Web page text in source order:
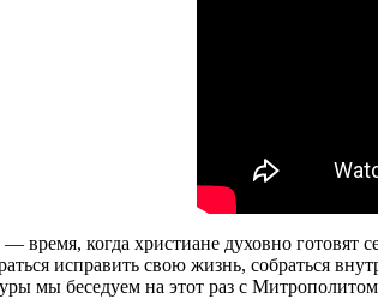
время, когда христиане духовно
исправить свою жизнь, собраться
мы беседуем на этот раз с